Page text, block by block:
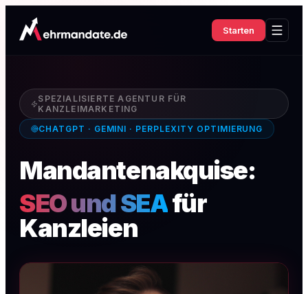
Starten
SPEZIALISIERTE AGENTUR FÜR
KANZLEIMARKETING
CHATGPT · GEMINI · PERPLEXITY OPTIMIERUNG
Mandantenakquise:
SEO und SEAfür
Kanzleien